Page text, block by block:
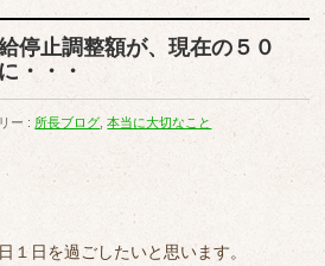
停止調整額が、現在の５０
・・・
ー : 所長ブログ ,本当に大切なこと
１日を過ごしたいと思います。